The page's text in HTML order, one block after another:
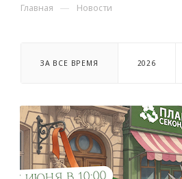
Главная — Новости
ЗА ВСЕ ВРЕМЯ 2026